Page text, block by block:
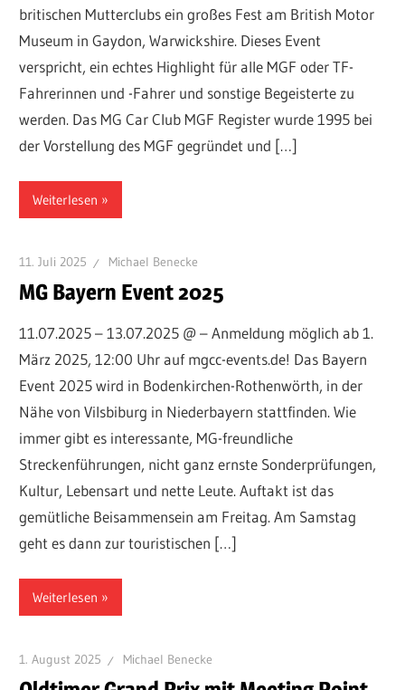
britischen Mutterclubs ein großes Fest am British Motor
Museum in Gaydon, Warwickshire. Dieses Event
verspricht, ein echtes Highlight für alle MGF oder TF-
Fahrerinnen und -Fahrer und sonstige Begeisterte zu
werden. Das MG Car Club MGF Register wurde 1995 bei
der Vorstellung des MGF gegründet und […]
Weiterlesen
11. Juli 2025 Michael Benecke
MG Bayern Event 2025
11.07.2025 – 13.07.2025 @ – Anmeldung möglich ab 1.
März 2025, 12:00 Uhr auf mgcc-events.de! Das Bayern
Event 2025 wird in Bodenkirchen-Rothenwörth, in der
Nähe von Vilsbiburg in Niederbayern stattfinden. Wie
immer gibt es interessante, MG-freundliche
Streckenführungen, nicht ganz ernste Sonderprüfungen,
Kultur, Lebensart und nette Leute. Auftakt ist das
gemütliche Beisammensein am Freitag. Am Samstag
geht es dann zur touristischen […]
Weiterlesen
1. August 2025 Michael Benecke